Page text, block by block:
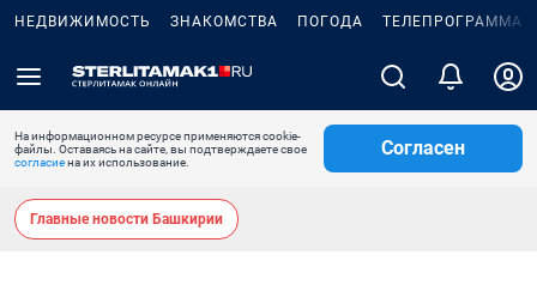
НЕДВИЖИМОСТЬ ЗНАКОМСТВА ПОГОДА ТЕЛЕПРОГРАММА
На информационном ресурсе применяются cookie-
файлы. Оставаясь на сайте, вы подтверждаете свое
согласиена их использование.
Согласен
Главные новости Башкирии